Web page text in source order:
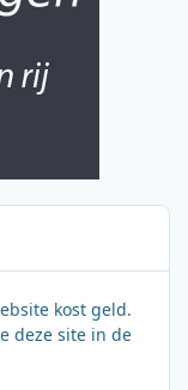
kost geld.
deze site in de